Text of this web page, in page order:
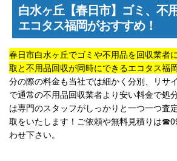
白水ヶ丘【春日市】ゴミ、不
エコタス福岡がおすすめ！
春日市白水ヶ丘でゴミや不用品を回収業者
取と不用品回収が同時にできるエコタス福
分の際の料金も当社では細かく分別、リサ
で通常の不用品回収業者より安い料金で処
は専門のスタッフがしっかりと一つ一つ査
取をいたします！ご依頼や無料見積りは
わせ下さい。